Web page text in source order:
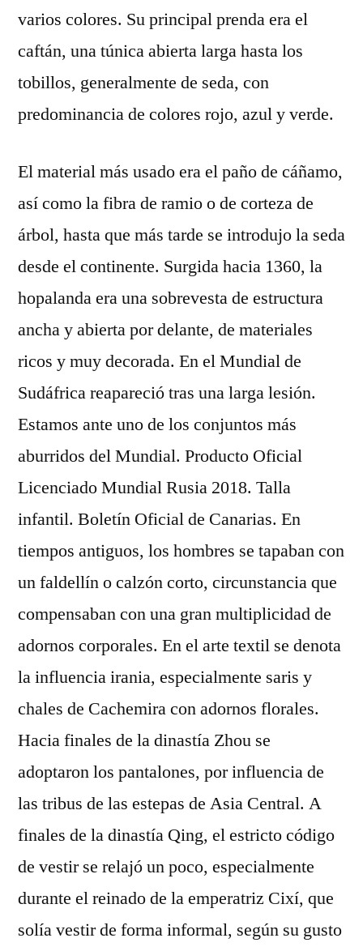
varios colores. Su principal prenda era el
caftán, una túnica abierta larga hasta los
tobillos, generalmente de seda, con
predominancia de colores rojo, azul y verde.
El material más usado era el paño de cáñamo,
así como la fibra de ramio o de corteza de
árbol, hasta que más tarde se introdujo la seda
desde el continente. Surgida hacia 1360, la
hopalanda era una sobrevesta de estructura
ancha y abierta por delante, de materiales
ricos y muy decorada. En el Mundial de
Sudáfrica reapareció tras una larga lesión.
Estamos ante uno de los conjuntos más
aburridos del Mundial. Producto Oficial
Licenciado Mundial Rusia 2018. Talla
infantil. Boletín Oficial de Canarias. En
tiempos antiguos, los hombres se tapaban con
un faldellín o calzón corto, circunstancia que
compensaban con una gran multiplicidad de
adornos corporales. En el arte textil se denota
la influencia irania, especialmente saris y
chales de Cachemira con adornos florales.
Hacia finales de la dinastía Zhou se
adoptaron los pantalones, por influencia de
las tribus de las estepas de Asia Central. A
finales de la dinastía Qing, el estricto código
de vestir se relajó un poco, especialmente
durante el reinado de la emperatriz Cixí, que
solía vestir de forma informal, según su gusto